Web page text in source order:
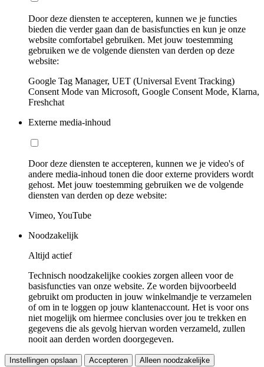
Door deze diensten te accepteren, kunnen we je functies
bieden die verder gaan dan de basisfuncties en kun je onze
website comfortabel gebruiken. Met jouw toestemming
gebruiken we de volgende diensten van derden op deze
website:
Google Tag Manager, UET (Universal Event Tracking)
Consent Mode van Microsoft, Google Consent Mode, Klarna,
Freshchat
Externe media-inhoud
Door deze diensten te accepteren, kunnen we je video's of
andere media-inhoud tonen die door externe providers wordt
gehost. Met jouw toestemming gebruiken we de volgende
diensten van derden op deze website:
Vimeo, YouTube
Noodzakelijk
Altijd actief
Technisch noodzakelijke cookies zorgen alleen voor de
basisfuncties van onze website. Ze worden bijvoorbeeld
gebruikt om producten in jouw winkelmandje te verzamelen
of om in te loggen op jouw klantenaccount. Het is voor ons
niet mogelijk om hiermee conclusies over jou te trekken en
gegevens die als gevolg hiervan worden verzameld, zullen
nooit aan derden worden doorgegeven.
Instellingen opslaan Accepteren Alleen noodzakelijke